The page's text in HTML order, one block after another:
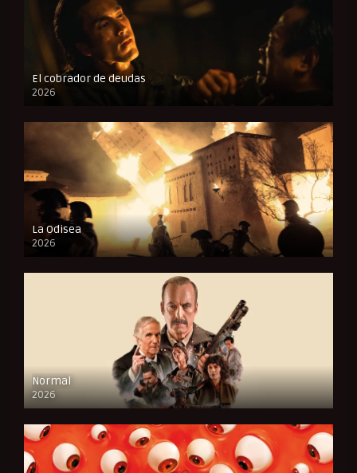
El cobrador de deudas
2026
FULL HD
La Odisea
2026
CAM
Normal
2026
FULL HD